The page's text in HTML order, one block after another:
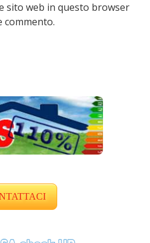
sito web in questo browser
commento.